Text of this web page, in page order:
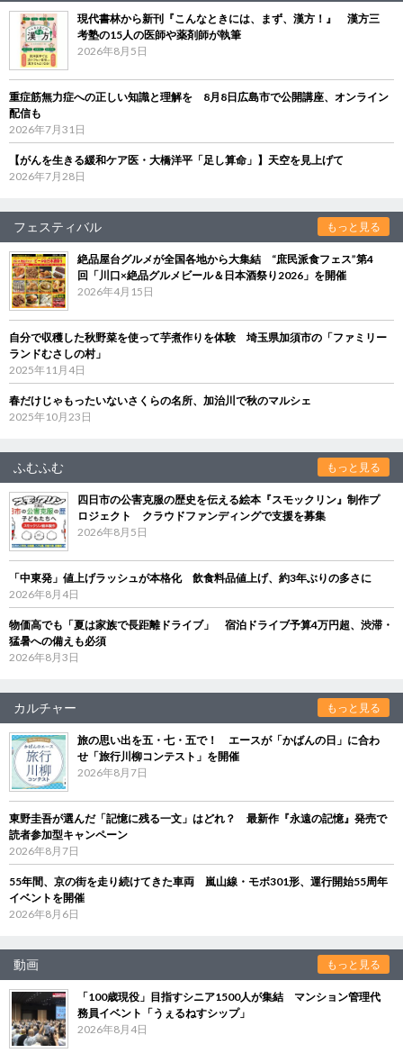
現代書林から新刊『こんなときには、まず、漢方！』 漢方三
考塾の15人の医師や薬剤師が執筆
2026年8月5日
重症筋無力症への正しい知識と理解を 8月8日広島市で公開講座、オンライン
配信も
2026年7月31日
【がんを生きる緩和ケア医・大橋洋平「足し算命」】天空を見上げて
2026年7月28日
フェスティバル もっと見る
絶品屋台グルメが全国各地から大集結 “庶民派食フェス”第4
回「川口×絶品グルメビール＆日本酒祭り2026」を開催
2026年4月15日
自分で収穫した秋野菜を使って芋煮作りを体験 埼玉県加須市の「ファミリー
ランドむさしの村」
2025年11月4日
春だけじゃもったいないさくらの名所、加治川で秋のマルシェ
2025年10月23日
ふむふむ もっと見る
四日市の公害克服の歴史を伝える絵本『スモックリン』制作プ
ロジェクト クラウドファンディングで支援を募集
2026年8月5日
「中東発」値上げラッシュが本格化 飲食料品値上げ、約3年ぶりの多さに
2026年8月4日
物価高でも「夏は家族で長距離ドライブ」 宿泊ドライブ予算4万円超、渋滞・
猛暑への備えも必須
2026年8月3日
カルチャー もっと見る
旅の思い出を五・七・五で！ エースが「かばんの日」に合わ
せ「旅行川柳コンテスト」を開催
2026年8月7日
東野圭吾が選んだ「記憶に残る一文」はどれ？ 最新作『永遠の記憶』発売で
読者参加型キャンペーン
2026年8月7日
55年間、京の街を走り続けてきた車両 嵐山線・モボ301形、運行開始55周年
イベントを開催
2026年8月6日
動画 もっと見る
「100歳現役」目指すシニア1500人が集結 マンション管理代
務員イベント「うぇるねすシップ」
2026年8月4日